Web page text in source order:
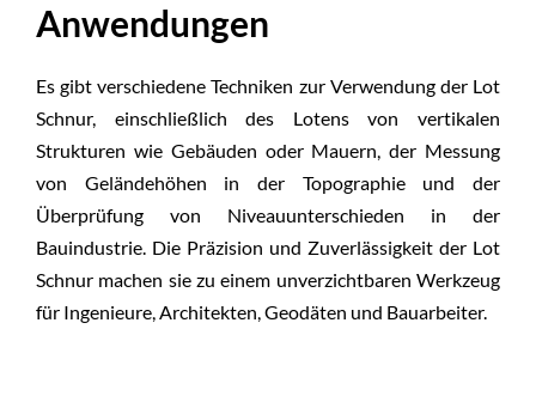
Anwendungen
Es gibt verschiedene Techniken zur Verwendung der Lot
Schnur, einschließlich des Lotens von vertikalen
Strukturen wie Gebäuden oder Mauern, der Messung
von Geländehöhen in der Topographie und der
Überprüfung von Niveauunterschieden in der
Bauindustrie. Die Präzision und Zuverlässigkeit der Lot
Schnur machen sie zu einem unverzichtbaren Werkzeug
für Ingenieure, Architekten, Geodäten und Bauarbeiter.